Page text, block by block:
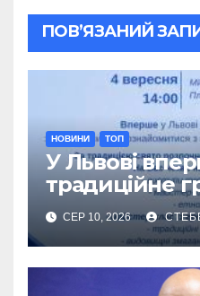
ПОВ’ЯЗАНИЙ
НОВИНИ ТОП
У Львові
традиційне
Панаїр
СЕР 10, 2026